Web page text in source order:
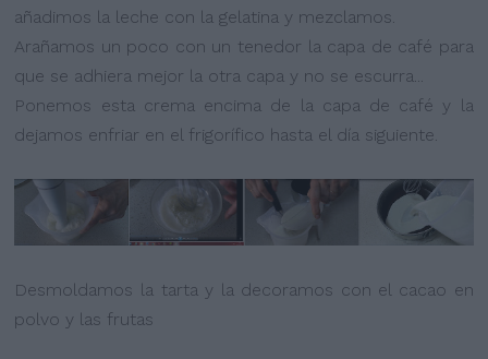
añadimos la leche con la gelatina y mezclamos.
Arañamos un poco con un tenedor la capa de café para
que se adhiera mejor la otra capa y no se escurra...
Ponemos esta crema encima de la capa de café y la
dejamos enfriar en el frigorífico hasta el día siguiente.
Desmoldamos la tarta y la decoramos con el cacao en
polvo y las frutas